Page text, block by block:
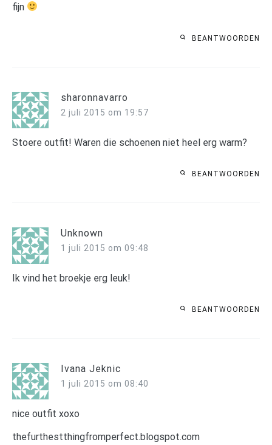
fijn
BEANTWOORDEN
sharonnavarro
2 juli 2015 om 19:57
Stoere outfit! Waren die schoenen niet heel erg warm?
BEANTWOORDEN
Unknown
1 juli 2015 om 09:48
Ik vind het broekje erg leuk!
BEANTWOORDEN
Ivana Jeknic
1 juli 2015 om 08:40
nice outfit xoxo
thefurthestthingfromperfect.blogspot.com